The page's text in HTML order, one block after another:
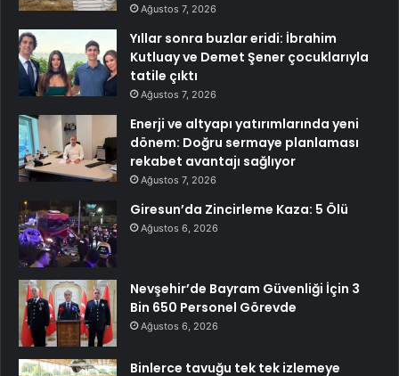
Ağustos 7, 2026
Yıllar sonra buzlar eridi: İbrahim
Kutluay ve Demet Şener çocuklarıyla
tatile çıktı
Ağustos 7, 2026
Enerji ve altyapı yatırımlarında yeni
dönem: Doğru sermaye planlaması
rekabet avantajı sağlıyor
Ağustos 7, 2026
Giresun’da Zincirleme Kaza: 5 Ölü
Ağustos 6, 2026
Nevşehir’de Bayram Güvenliği İçin 3
Bin 650 Personel Görevde
Ağustos 6, 2026
Binlerce tavuğu tek tek izlemeye